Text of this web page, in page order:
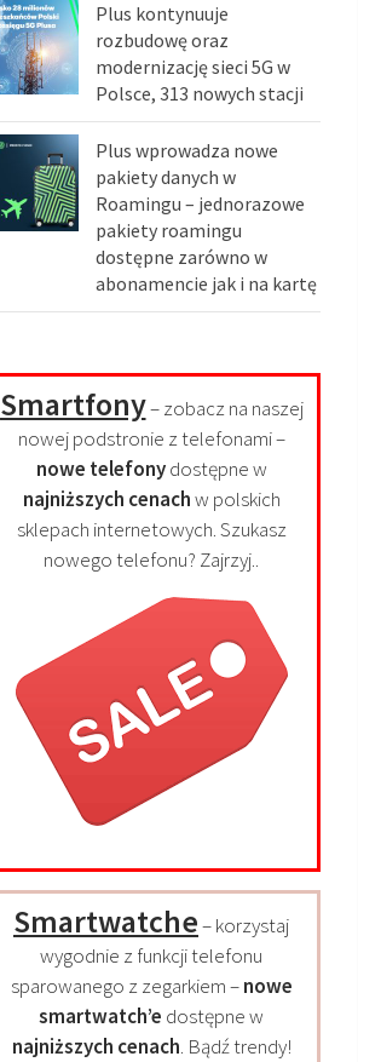
Plus kontynuuje
rozbudowę oraz
modernizację sieci 5G w
Polsce, 313 nowych stacji
Plus wprowadza nowe
pakiety danych w
Roamingu – jednorazowe
pakiety roamingu
dostępne zarówno w
abonamencie jak i na kartę
Smartfony– zobacz na naszej
nowej podstronie z telefonami –
nowe telefonydostępne w
najniższych cenachw polskich
sklepach internetowych. Szukasz
nowego telefonu? Zajrzyj..
Smartwatche– korzystaj
wygodnie z funkcji telefonu
sparowanego z zegarkiem –nowe
smartwatch’e dostępne w
najniższych cenach. Bądź trendy!